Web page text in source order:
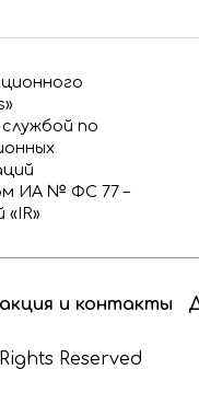
по
ИА № ФС 77 –
и контакты
Reserved